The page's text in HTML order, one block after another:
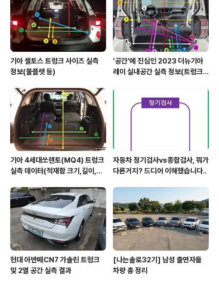
기아 셀토스 트렁크 사이즈 실측
정보(풀플렛 등)
'공간'에 진심인 2023 더뉴기아
레이 실내공간 실측 정보(트렁크,
기아 4세대쏘렌토(MQ4) 트렁크
실측 데이터(적재함 크기,길이,높
자동차 정기검사vs종합검사, 뭐가
다른거지? 드디어 이해했습니다..
현대 아반떼CN7 가솔린 트렁크
및 2열 공간 실측 결과
[나는솔로32기] 남성 출연자들
차량 총 정리